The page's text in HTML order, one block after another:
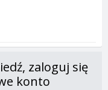
zaloguj się
konto